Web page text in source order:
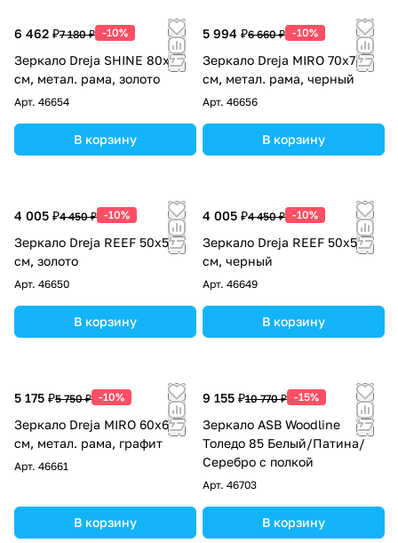
6 462 ₽7 180 ₽ -10%
Зеркало Dreja SHINE 80x80
см, метал. рама, золото
Арт. 46654
В корзину
5 994 ₽6 660 ₽ -10%
Зеркало Dreja MIRO 70х70
см, метал. рама, черный
Арт. 46656
В корзину
4 005 ₽4 450 ₽ -10%
Зеркало Dreja REEF 50x50
см, золото
Арт. 46650
В корзину
4 005 ₽4 450 ₽ -10%
Зеркало Dreja REEF 50x50
см, черный
Арт. 46649
В корзину
5 175 ₽5 750 ₽ -10%
Зеркало Dreja MIRO 60х60
см, метал. рама, графит
Арт. 46661
В корзину
9 155 ₽10 770 ₽ -15%
Зеркало ASB Woodline
Толедо 85 Белый/Патина/
Серебро с полкой
Арт. 46703
В корзину